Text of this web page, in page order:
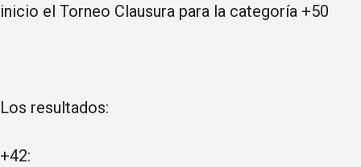
inicio el Torneo Clausura para la categoría +50
Los resultados:
+42: